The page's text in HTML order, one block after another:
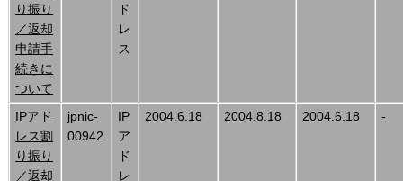
り振り
／返却
申請手
続きに
ついて
ド
レ
ス
IPアド
レス割
り振り
／返却
jpnic-
00942
IP
ア
ド
レ
2004.6.18 2004.8.18 2004.6.18 -